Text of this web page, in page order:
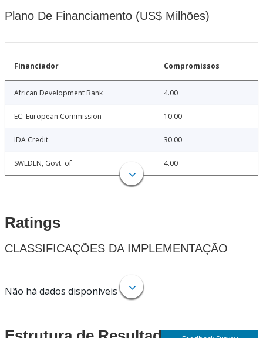
Plano De Financiamento (US$ Milhões)
Financiador Compromissos
African Development Bank 4.00
EC: European Commission 10.00
IDA Credit 30.00
SWEDEN, Govt. of 4.00
Ratings
CLASSIFICAÇÕES DA IMPLEMENTAÇÃO
Não há dados disponíveis